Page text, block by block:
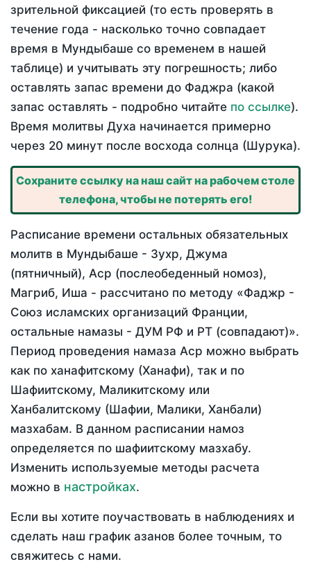
зрительной фиксацией (то есть проверять в
течение года - насколько точно совпадает
время в Мундыбаше со временем в нашей
таблице) и учитывать эту погрешность; либо
оставлять запас времени до Фаджра (какой
запас оставлять - подробно читайте по ссылке).
Время молитвы Духа начинается примерно
через 20 минут после восхода солнца (Шурука).
Сохраните ссылку на наш сайт на рабочем столе
телефона, чтобы не потерять его!
Расписание времени остальных обязательных
молитв в Мундыбаше - Зухр, Джума
(пятничный), Аср (послеобеденный номоз),
Магриб, Иша - рассчитано по методу «Фаджр -
Союз исламских организаций Франции,
остальные намазы - ДУМ РФ и РТ (совпадают)».
Период проведения намаза Аср можно выбрать
как по ханафитскому (Ханафи), так и по
Шафиитскому, Маликитскому или
Ханбалитскому (Шафии, Малики, Ханбали)
мазхабам. В данном расписании намоз
определяется по шафиитскому мазхабу.
Изменить используемые методы расчета
можно в настройках.
Если вы хотите поучаствовать в наблюдениях и
сделать наш график азанов более точным, то
свяжитесь с нами.